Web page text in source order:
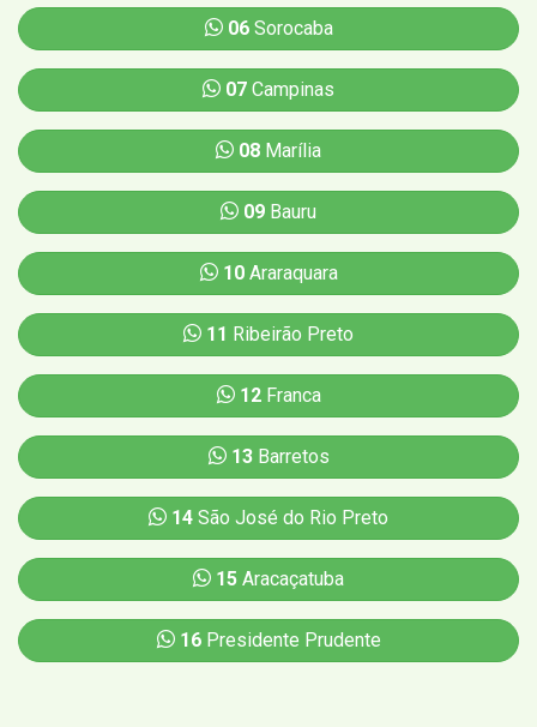
06Sorocaba
07 Campinas
08 Marília
09 Bauru
10Araraquara
11 Ribeirão Preto
12Franca
13Barretos
14 São José do Rio Preto
15 Aracaçatuba
16Presidente Prudente